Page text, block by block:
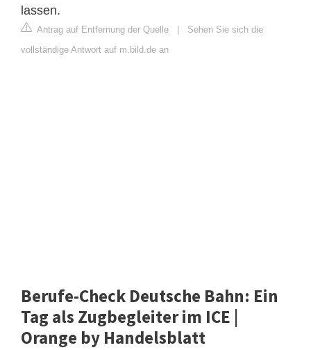
lassen.
Antrag auf Entfernung der Quelle
Sehen Sie sich die
vollständige Antwort auf m.bild.de an
Berufe-Check Deutsche Bahn: Ein
Tag als Zugbegleiter im ICE |
Orange by Handelsblatt